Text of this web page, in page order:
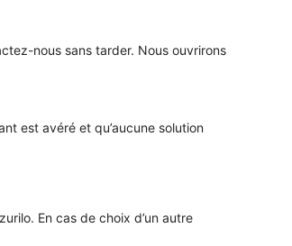
nous sans tarder. Nous ouvrirons
est avéré et qu’aucune solution
En cas de choix d’un autre